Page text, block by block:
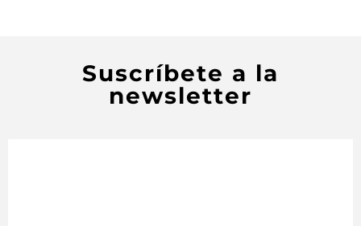
Suscríbete a la
newsletter